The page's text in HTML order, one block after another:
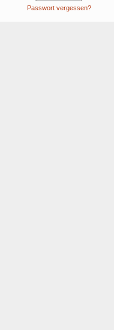
Passwort vergessen?